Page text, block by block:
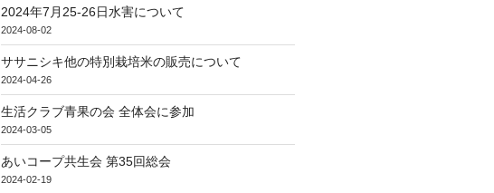
2024年7月25-26日水害について
2024-08-02
ササニシキ他の特別栽培米の販売について
2024-04-26
生活クラブ青果の会 全体会に参加
2024-03-05
あいコープ共生会 第35回総会
2024-02-19